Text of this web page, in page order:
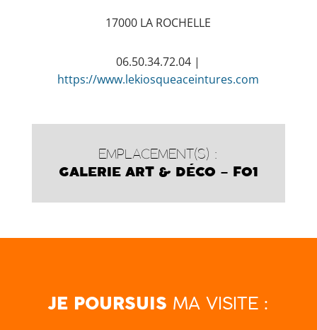
17000 LA ROCHELLE
06.50.34.72.04 |
https://www.lekiosqueaceintures.com
EMPLACEMENT(S) :
GALERIE ART & DÉCO – F01
JE POURSUIS MA VISITE :